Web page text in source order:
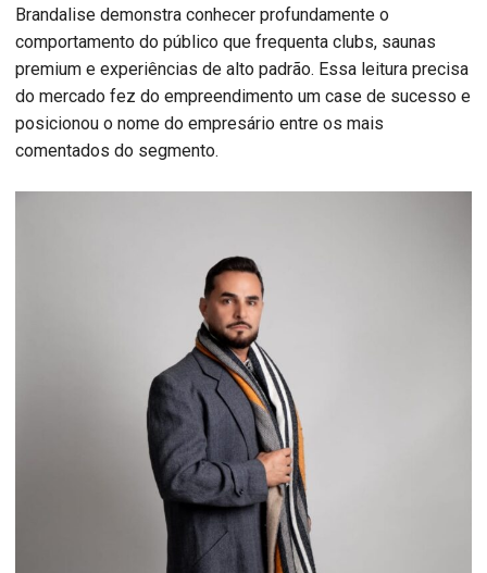
Brandalise demonstra conhecer profundamente o
comportamento do público que frequenta clubs, saunas
premium e experiências de alto padrão. Essa leitura precisa
do mercado fez do empreendimento um case de sucesso e
posicionou o nome do empresário entre os mais
comentados do segmento.